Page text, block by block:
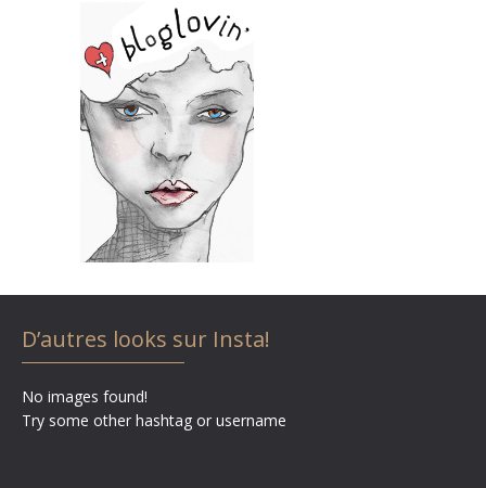
D’autres looks sur Insta!
No images found!
Try some other hashtag or username